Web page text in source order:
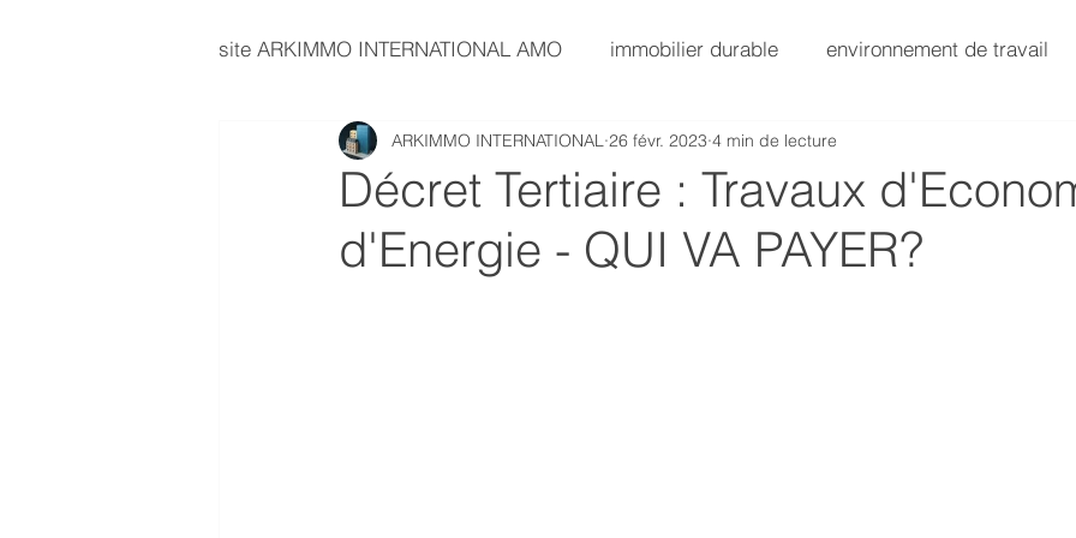
site ARKIMMO INTERNATIONAL AMO immobilier durable environnement de travail
immobilier d'entreprise ESG AMO Immobilier Immobilier Value-Add
investissement immobilier AMO Exploitation
Décret Tertiaire : Travaux
d'Energie - QUI VA PAYER?
ARKIMMO INTERNATIONAL 26 févr. 2023 4 min de lecture